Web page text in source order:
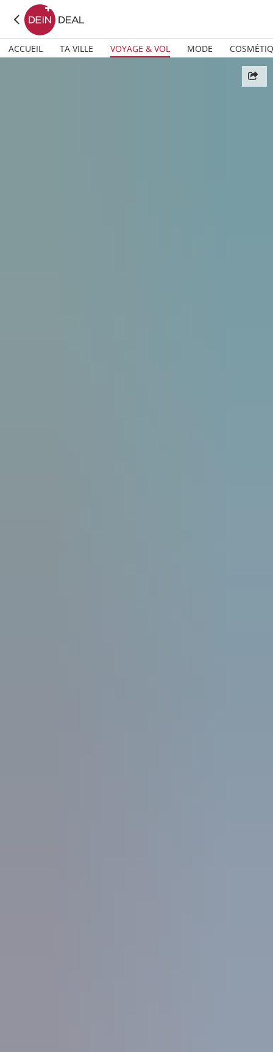
ACCUEIL TA VILLE VOYAGE & VOL MODE